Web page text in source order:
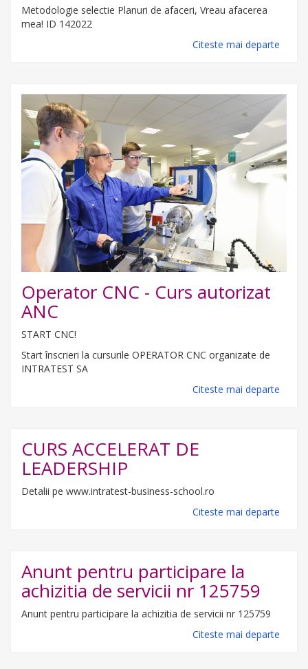
Metodologie selectie Planuri de afaceri, Vreau afacerea
mea! ID 142022
Citeste mai departe
Operator CNC - Curs autorizat
ANC
START CNC!
Start înscrieri la cursurile OPERATOR CNC organizate de
INTRATEST SA
Citeste mai departe
CURS ACCELERAT DE
LEADERSHIP
Detalii pe www.intratest-business-school.ro
Citeste mai departe
Anunt pentru participare la
achizitia de servicii nr 125759
Anunt pentru participare la achizitia de servicii nr 125759
Citeste mai departe